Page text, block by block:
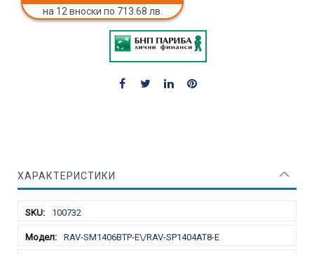
на 12 вноски по 713.68 лв.
ХАРАКТЕРИСТИКИ
100732
RAV-SM1406BTP-E\/RAV-SP1404AT8-E